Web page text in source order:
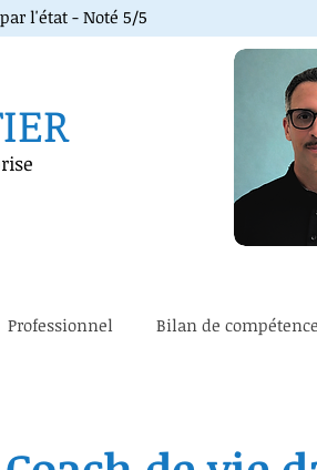
l'état - Noté 5/5
Professionnel Bilan de